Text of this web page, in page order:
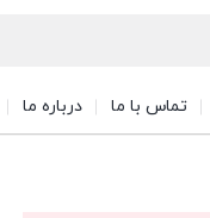
تماس با ما درباره ما